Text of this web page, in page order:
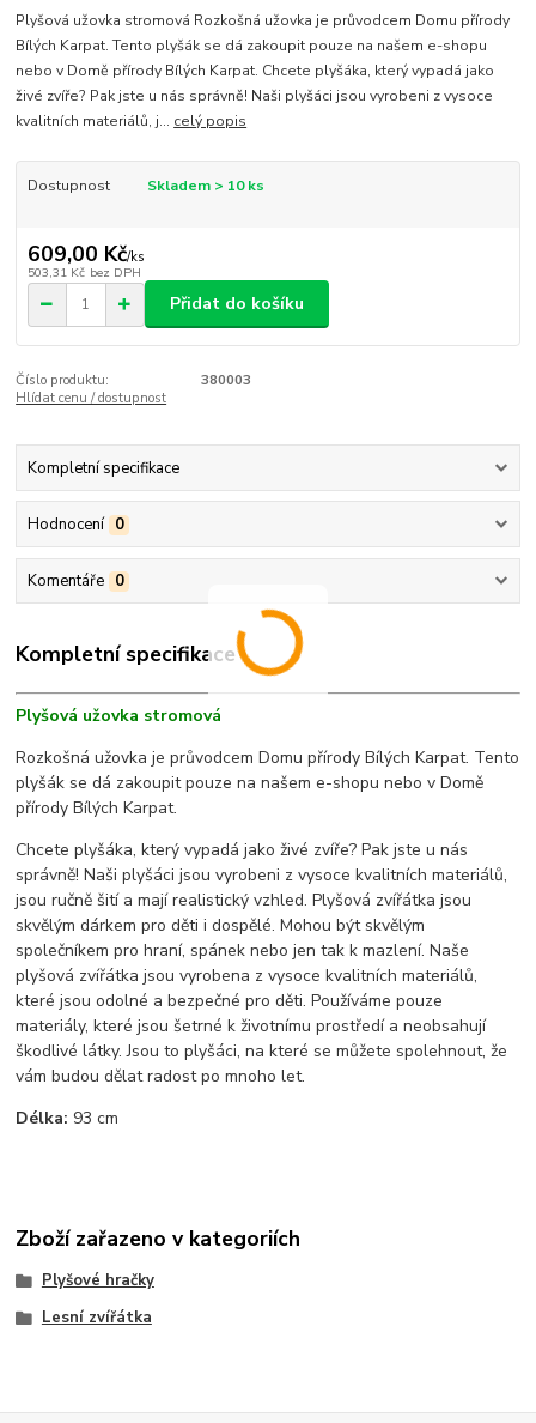
Plyšová užovka stromová Rozkošná užovka je průvodcem Domu přírody
Bílých Karpat. Tento plyšák se dá zakoupit pouze na našem e-shopu
nebo v Domě přírody Bílých Karpat. Chcete plyšáka, který vypadá jako
živé zvíře? Pak jste u nás správně! Naši plyšáci jsou vyrobeni z vysoce
kvalitních materiálů, j... celý popis
Dostupnost Skladem > 10 ks
609,00 Kč/ks
503,31 Kč bez DPH
Přidat do košíku
Číslo produktu:
380003
Hlídat cenu / dostupnost
Kompletní specifikace
Hodnocení 0
Komentáře 0
Kompletní specifikace
Plyšová užovka stromová
Rozkošná užovka je průvodcem Domu přírody Bílých Karpat. Tento
plyšák se dá zakoupit pouze na našem e-shopu nebo v Domě
přírody Bílých Karpat.
Chcete plyšáka, který vypadá jako živé zvíře? Pak jste u nás
správně! Naši plyšáci jsou vyrobeni z vysoce kvalitních materiálů,
jsou ručně šití a mají realistický vzhled. Plyšová zvířátka jsou
skvělým dárkem pro děti i dospělé. Mohou být skvělým
společníkem pro hraní, spánek nebo jen tak k mazlení. Naše
plyšová zvířátka jsou vyrobena z vysoce kvalitních materiálů,
které jsou odolné a bezpečné pro děti. Používáme pouze
materiály, které jsou šetrné k životnímu prostředí a neobsahují
škodlivé látky. Jsou to plyšáci, na které se můžete spolehnout, že
vám budou dělat radost po mnoho let.
Délka: 93 cm
Zboží zařazeno v kategoriích
Plyšové hračky
Lesní zvířátka